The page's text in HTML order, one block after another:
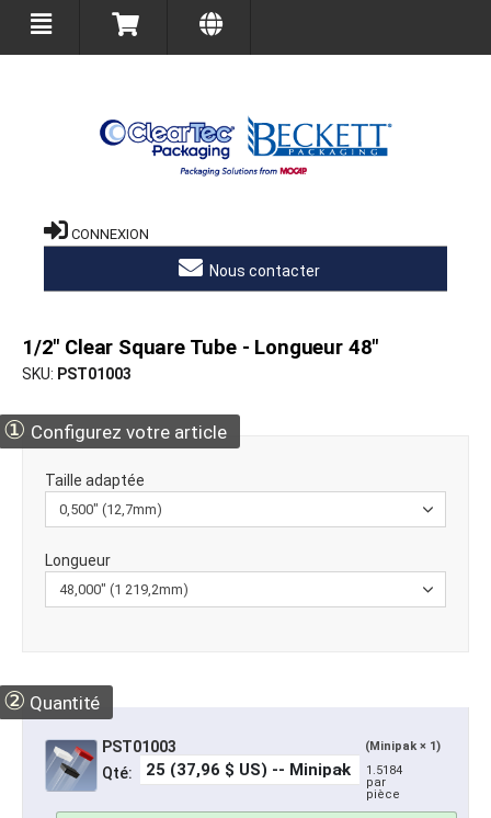
CONNEXION
Nous contacter
1/2" Clear Square Tube - Longueur 48"
SKU PST01003
① Configurez votre article
Taille adaptée
Longueur
② Quantité
PST01003 (Minipak × 1)
Qté:
1.5184
par
pièce